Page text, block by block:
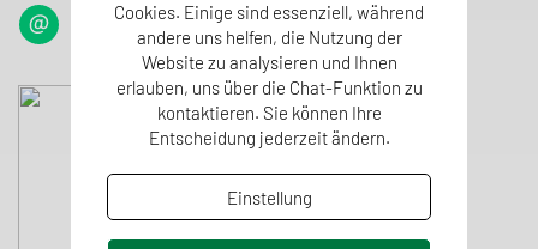
Cookies. Einige sind essenziell, während
andere uns helfen, die Nutzung der
Website zu analysieren und Ihnen
erlauben, uns über die Chat-Funktion zu
kontaktieren. Sie können Ihre
Entscheidung jederzeit ändern.
Einstellung